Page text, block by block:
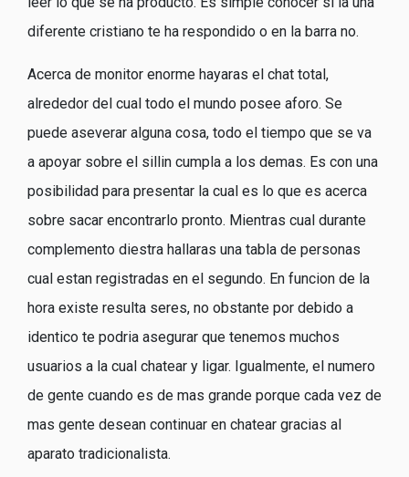
diferente cristiano te ha respondido o en la barra no.
Acerca de monitor enorme hayaras el chat total,
alrededor del cual todo el mundo posee aforo. Se
puede aseverar alguna cosa, todo el tiempo que se va
a apoyar sobre el silli­n cumpla a los demas. Es con una
posibilidad para presentar la cual es lo que es acerca
sobre sacar encontrarlo pronto. Mientras cual durante
complemento diestra hallaras una tabla de personas
cual estan registradas en el segundo. En funcion de la
hora existe resulta seres, no obstante por debido a
identico te podria asegurar que tenemos muchos
usuarios a la cual chatear y ligar. Igualmente, el numero
de gente cuando es de mas grande porque cada vez de
mas gente desean continuar en chatear gracias al
aparato tradicionalista.